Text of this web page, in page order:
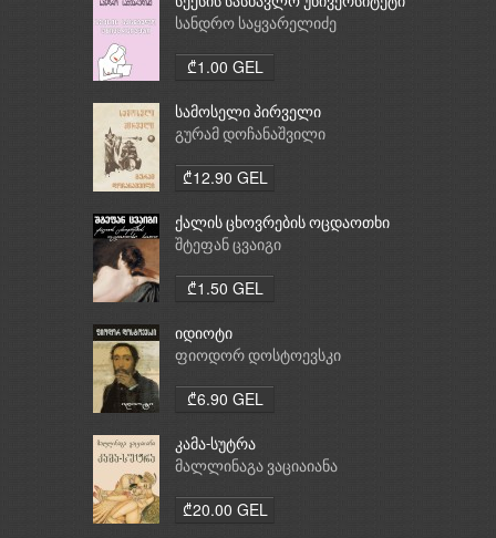
სანდრო საყვარელიძე
₾1.00 GEL
სამოსელი პირველი
გურამ დოჩანაშვილი
₾12.90 GEL
ქალის ცხოვრების ოცდაოთხი
საათი
შტეფან ცვაიგი
₾1.50 GEL
იდიოტი
ფიოდორ დოსტოევსკი
₾6.90 GEL
კამა-სუტრა
მალლინაგა ვაციაიანა
₾20.00 GEL